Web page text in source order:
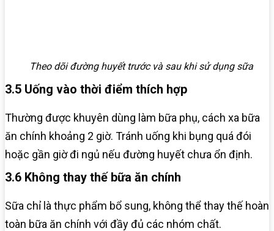
Theo dõi đường huyết trước và sau khi sử dụng sữa
3.5 Uống vào thời điểm thích hợp
Thường được khuyên dùng làm bữa phụ, cách xa bữa
ăn chính khoảng 2 giờ. Tránh uống khi bụng quá đói
hoặc gần giờ đi ngủ nếu đường huyết chưa ổn định.
3.6 Không thay thế bữa ăn chính
Sữa chỉ là thực phẩm bổ sung, không thể thay thế hoàn
toàn bữa ăn chính với đầy đủ các nhóm chất.